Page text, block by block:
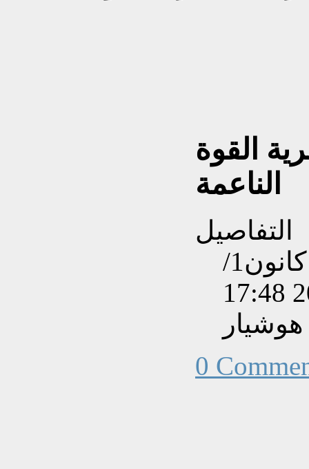
القوة
الناعمة
التفاصيل
تم إنشاءه بتاريخ الأربعاء, 24 كانون1/
0